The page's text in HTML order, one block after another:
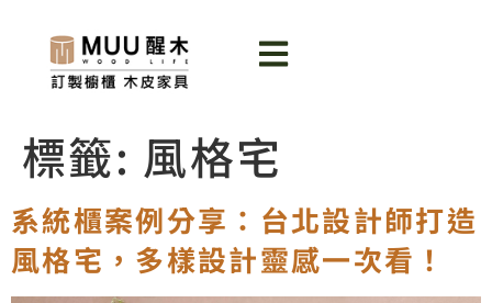
標籤: 風格宅
系統櫃案例分享：台北設計師打造
風格宅，多樣設計靈感一次看！